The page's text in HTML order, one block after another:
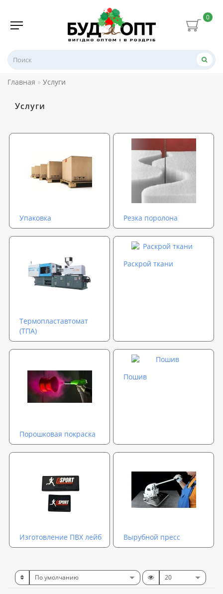
0
Главная Услуги
Услуги
Упаковка Резка поролона
Термопластавтомат
(ТПА)
Раскрой ткани
Порошковая покраска
Пошив
Изготовление ПВХ лейб Вырубной пресс